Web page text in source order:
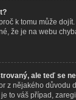
k tomu může
že je na webu
ale teď se
z nějakého důvodu
to váš případ,